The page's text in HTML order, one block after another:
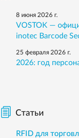
8 июня 2026 г.
VOSTOK —
inotec Barcode
25 февраля 2026 г.
2026: год
Статьи
RFID для